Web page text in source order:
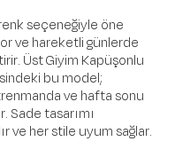
seçeneğiyle öne
ve hareketli günlerde
Üst Giyim Kapüşonlu
bu model;
ve hafta sonu
Sade tasarımı
ve her stile uyum sağlar.